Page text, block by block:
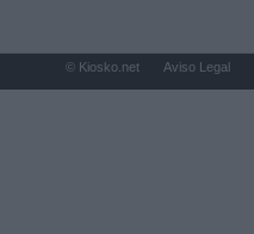
© Kiosko.net Aviso Legal